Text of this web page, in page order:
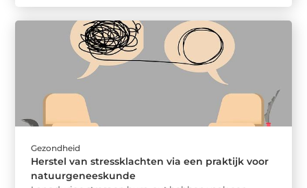
Gezondheid
Herstel van stressklachten via een praktijk voor
natuurgeneeskunde